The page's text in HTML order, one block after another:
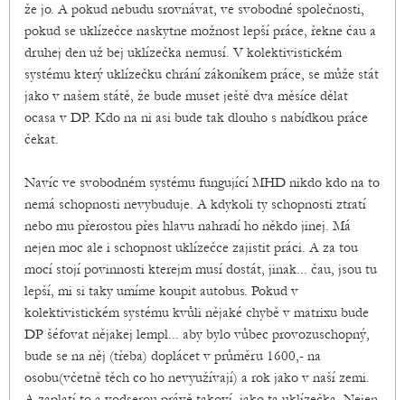
že jo. A pokud nebudu srovnávat, ve svobodné společnosti,
pokud se uklízečce naskytne možnost lepší práce, řekne čau a
druhej den už bej uklízečka nemusí. V kolektivistickém
systému který uklízečku chrání zákoníkem práce, se může stát
jako v našem státě, že bude muset ještě dva měsíce dělat
ocasa v DP. Kdo na ni asi bude tak dlouho s nabídkou práce
čekat.
Navíc ve svobodném systému fungující MHD nikdo kdo na to
nemá schopnosti nevybuduje. A kdykoli ty schopnosti ztratí
nebo mu přerostou přes hlavu nahradí ho někdo jinej. Má
nejen moc ale i schopnost uklízečce zajistit práci. A za tou
mocí stojí povinnosti kterejm musí dostát, jinak... čau, jsou tu
lepší, mi si taky umíme koupit autobus. Pokud v
kolektivistickém systému kvůli nějaké chybě v matrixu bude
DP šéfovat nějakej lempl... aby bylo vůbec provozuschopný,
bude se na něj (třeba) doplácet v průměru 1600,- na
osobu(včetně těch co ho nevyužívají) a rok jako v naší zemi.